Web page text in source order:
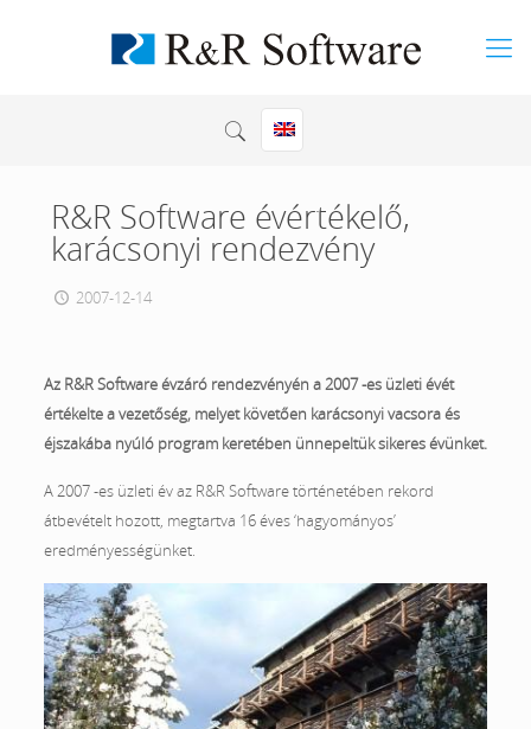
R&R Software évértékelő,
karácsonyi rendezvény
2007-12-14
Az R&R Software évzáró rendezvényén a 2007 -es üzleti évét
értékelte a vezetőség, melyet követően karácsonyi vacsora és
éjszakába nyúló program keretében ünnepeltük sikeres évünket.
A 2007 -es üzleti év az R&R Software történetében rekord
átbevételt hozott, megtartva 16 éves ‘hagyományos’
eredményességünket.